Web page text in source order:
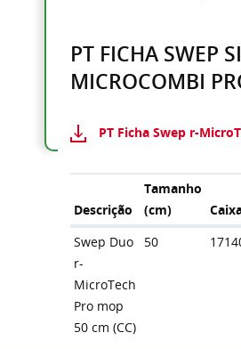
PT FICHA SWEP
MICROCOMBI
PT Ficha Swep r-
Descrição
Tamanho
(cm)
Swep Duo
r-
MicroTech
Pro mop
50 cm (CC)
50